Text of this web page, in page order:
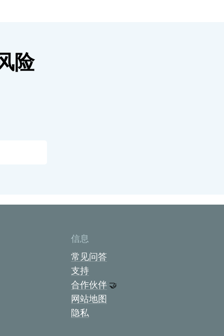
险
信息
常见问答
支持
合作伙伴 🤝
网站地图
隐私